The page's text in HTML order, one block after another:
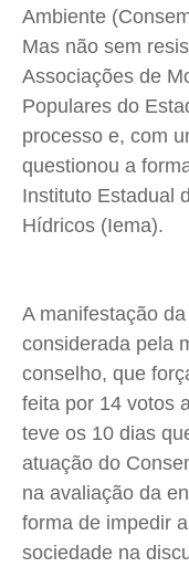
Cidades
Direitos
Economia
Cultura
Colunas
Gustavo Bastos
Publicidade Legal
Quem Somos
Expediente
Contato
Anuncie
Cidades
Direitos
Economia
Cultura
Colunas
Gustavo Bastos
Publicidade Legal
Quem Somos
Expediente
Contato
Anuncie
Cidades
Direitos
Economia
Cultura
Colunas
Gustavo Bastos
Publicidade Legal
Quem Somos
Expediente
Contato
Anuncie
Cidades
Direitos
Economia
Cultura
Colunas
Gustavo Bastos
Publicidade Legal
Quem Somos
Expediente
Contato
Anuncie
Ambiente
Mas não sem
Associações de
Populares do
processo e, com
questionou a
Instituto Estadual
Hídricos (Iema).
A manifestação
considerada pela
conselho, que
feita por 14 votos
teve os 10 dias
atuação do
na avaliação da
forma de impedir
sociedade na